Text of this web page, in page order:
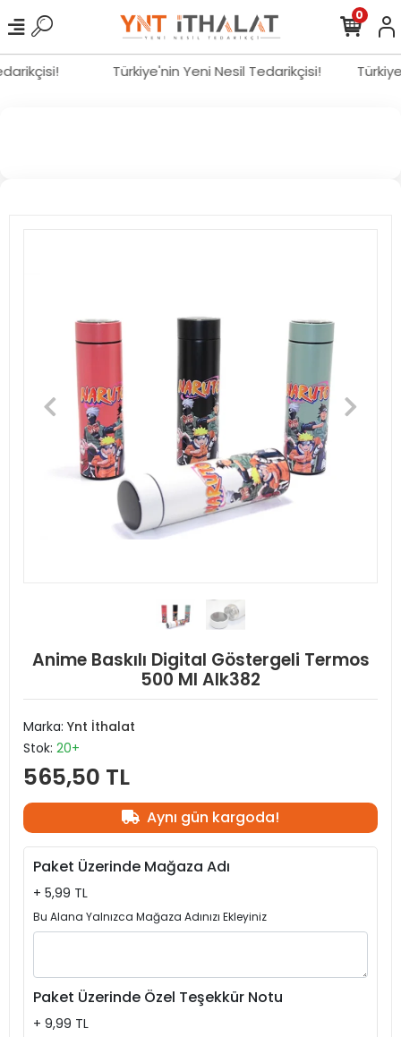
Türkiye'nin Yeni Nesil Tedarikçisi!
0
Anime Baskılı Digital Göstergeli Termos
500 Ml Alk382
Marka: Ynt İthalat
Stok: 20+
565,50 TL
Aynı gün kargoda!
Paket Üzerinde Mağaza Adı
+ 5,99 TL
Bu Alana Yalnızca Mağaza Adınızı Ekleyiniz
Paket Üzerinde Özel Teşekkür Notu
+ 9,99 TL